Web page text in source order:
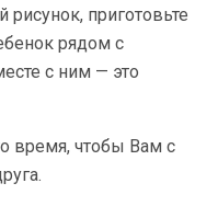
приготовьте
рядом с
с ним — это
время, чтобы Вам с